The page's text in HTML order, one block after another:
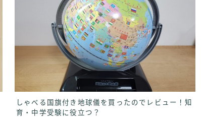
しゃべる国旗付き地球儀を買ったのでレビュー！知
育・中学受験に役立つ？